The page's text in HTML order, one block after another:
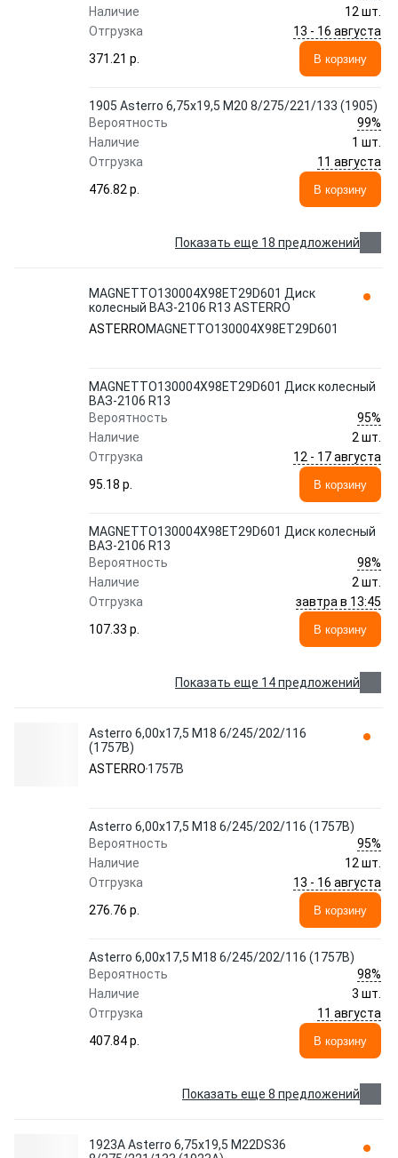
Наличие
12 шт.
Отгрузка
13 - 16 августа
371.21 p.
В корзину
1905 Asterro 6,75x19,5 M20 8/275/221/133 (1905)
Вероятность
99%
Наличие
1 шт.
Отгрузка
11 августа
476.82 p.
В корзину
Показать еще 18 предложений
MAGNETTO130004Х98ET29D601 Диск
колесный ВАЗ-2106 R13 ASTERRO
ASTERROMAGNETTO130004Х98ET29D601
MAGNETTO130004Х98ET29D601 Диск колесный
ВАЗ-2106 R13
Вероятность
95%
Наличие
2 шт.
Отгрузка
12 - 17 августа
95.18 p.
В корзину
MAGNETTO130004Х98ET29D601 Диск колесный
ВАЗ-2106 R13
Вероятность
98%
Наличие
2 шт.
Отгрузка
завтра в 13:45
107.33 p.
В корзину
Показать еще 14 предложений
Asterro 6,00x17,5 M18 6/245/202/116
(1757B)
ASTERRO 1757B
Asterro 6,00x17,5 M18 6/245/202/116 (1757B)
Вероятность
95%
Наличие
12 шт.
Отгрузка
13 - 16 августа
276.76 p.
В корзину
Asterro 6,00x17,5 M18 6/245/202/116 (1757B)
Вероятность
98%
Наличие
3 шт.
Отгрузка
11 августа
407.84 p.
В корзину
Показать еще 8 предложений
1923A Asterro 6,75x19,5 M22DS36